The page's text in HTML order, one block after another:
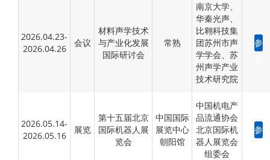
2026.04.23-
2026.04.26
会议
材料声学技术
与产业化发展
国际研讨会
常熟
南京大学、
华秦光声、
比翱科技集
团苏州市声
学学会、苏
州声学产业
技术研究院
参
2026.05.14-
2026.05.16
展览
第十五届北京
国际机器人展
览会
中国国际
展览中心
朝阳馆
中国机电产
品流通协会
北京国际机
器人展览会
组委会
参